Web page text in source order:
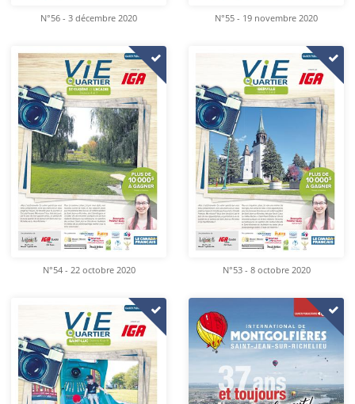
N°56 - 3 décembre 2020 N°55 - 19 novembre 2020
N°54 - 22 octobre 2020 N°53 - 8 octobre 2020